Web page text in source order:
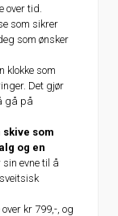
over tid.
som sikrer
som ønsker
klokke som
Det gjør
gå på
som
og en
evne til å
kr 799,-, og